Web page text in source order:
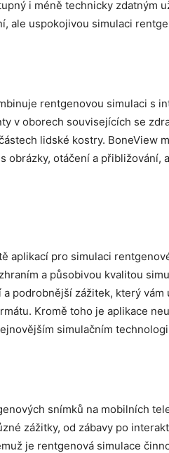
i méně technicky zdatným
ale uspokojivou simulaci
rentgenovou simulaci s
v oborech souvisejících se
lidské kostry. BoneView
obrázky, otáčení a přibližování,
aplikací pro simulaci
a působivou kvalitou
podrobnější zážitek, který
Kromě toho je aplikace
simulačním
snímků na mobilních
zážitky, od zábavy po
je rentgenová simulace